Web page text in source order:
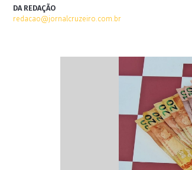
DA REDAÇÃO
redacao@jornalcruzeiro.com.br